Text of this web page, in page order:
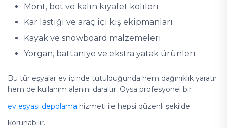
Mont, bot ve kalın kıyafet kolileri
Kar lastiği ve araç içi kış ekipmanları
Kayak ve snowboard malzemeleri
Yorgan, battaniye ve ekstra yatak ürünleri
Bu tür eşyalar ev içinde tutulduğunda hem dağınıklık yaratır
hem de kullanım alanını daraltır. Oysa profesyonel bir
ev eşyası depolama hizmeti ile hepsi düzenli şekilde
korunabilir.